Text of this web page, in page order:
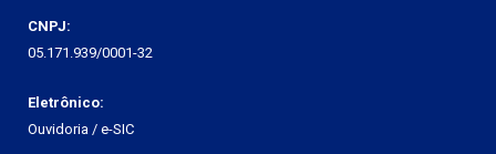
CNPJ:
05.171.939/0001-32
Eletrônico:
Ouvidoria / e-SIC